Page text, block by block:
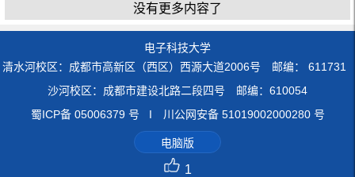
没有更多内容了
电子科技大学
清水河校区：成都市高新区（西区）西源大道2006号 邮编： 611731
沙河校区：成都市建设北路二段四号 邮编：610054
蜀ICP备 05006379 号 I 川公网安备 51019002000280 号
电脑版
1